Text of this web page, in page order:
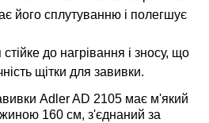
його сплутуванню і полегшує
до нагрівання і зносу, що
щітки для завивки.
Adler AD 2105 має м'який
160 см, з'єднаний за